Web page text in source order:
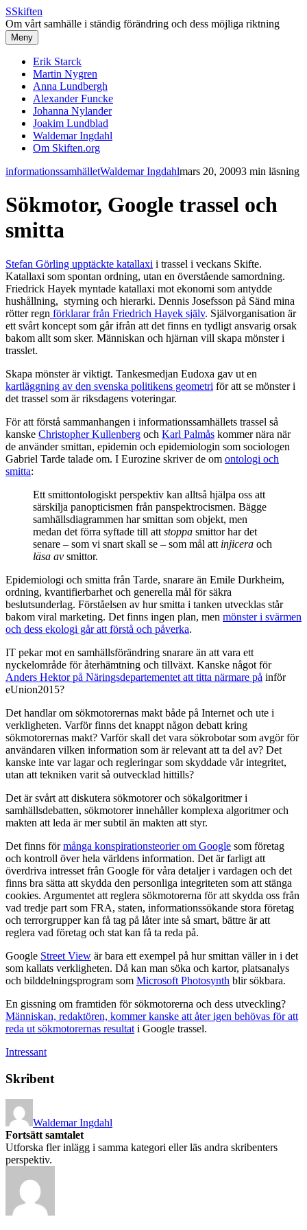
SSkiften
Om vårt samhälle i ständig förändring och dess möjliga riktning
Meny
Erik Starck
Martin Nygren
Anna Lundbergh
Alexander Funcke
Johanna Nylander
Joakim Lundblad
Waldemar Ingdahl
Om Skiften.org
informationssamhälletWaldemar Ingdahlmars 20, 20093 min läsning
Sökmotor, Google trassel och
smitta
Stefan Görling upptäckte katallaxi i trassel i veckans Skifte.
Katallaxi som spontan ordning, utan en överstående samordning.
Friedrick Hayek myntade katallaxi mot ekonomi som antydde
hushållning, styrning och hierarki. Dennis Josefsson på Sänd mina
rötter regn förklarar från Friedrich Hayek själv. Självorganisation är
ett svårt koncept som går ifrån att det finns en tydligt ansvarig orsak
bakom allt som sker. Människan och hjärnan vill skapa mönster i
trasslet.
Skapa mönster är viktigt. Tankesmedjan Eudoxa gav ut en
kartläggning av den svenska politikens geometri för att se mönster i
det trassel som är riksdagens voteringar.
För att förstå sammanhangen i informationssamhällets trassel så
kanske Christopher Kullenberg och Karl Palmås kommer nära när
de använder smittan, epidemin och epidemiologin som sociologen
Gabriel Tarde talade om. I Eurozine skriver de om ontologi och
smitta:
Ett smittontologiskt perspektiv kan alltså hjälpa oss att
särskilja panopticismen från panspektrocismen. Bägge
samhällsdiagrammen har smittan som objekt, men
medan det förra syftade till att stoppa smittor har det
senare – som vi snart skall se – som mål att injicera och
läsa av smittor.
Epidemiologi och smitta från Tarde, snarare än Emile Durkheim,
ordning, kvantifierbarhet och generella mål för säkra
beslutsunderlag. Förståelsen av hur smitta i tanken utvecklas står
bakom viral marketing. Det finns ingen plan, men mönster i svärmen
och dess ekologi går att förstå och påverka.
IT pekarmot en samhällsförändring snarare än att vara ett
nyckelområde för återhämtning och tillväxt. Kanske något för
Anders Hektor på Näringsdepartementet att titta närmare på inför
eUnion2015?
Det handlar om sökmotorernas makt både på Internet och ute i
verkligheten. Varför finns det knappt någon debatt kring
sökmotorernas makt? Varför skall det vara sökrobotar som avgör för
användaren vilken information som är relevant att ta del av? Det
kanske inte var lagar och regleringar som skyddade vår integritet,
utan att tekniken varit så outvecklad hittills?
Det är svårt att diskutera sökmotorer och sökalgoritmer i
samhällsdebatten, sökmotorer innehåller komplexa algoritmer och
makten att leda är mer subtil än makten att styr.
Det finns förmånga konspirationsteorier om Google som företag
och kontroll över hela världens information. Det är farligt att
överdriva intresset från Google för våra detaljer i vardagen och det
finns bra sätta att skydda den personliga integriteten som att stänga
cookies. Argumentet att reglera sökmotorerna för att skydda oss från
vad tredje part som FRA, staten, informationssökande stora företag
och terrorgrupper kan få tag på låter inte så smart, bättre är att
reglera vad företag och stat kan få ta reda på.
Google Street View är bara ett exempel på hur smittan väller in i det
som kallats verkligheten. Då kan man söka och kartor, platsanalys
och bilddelningsprogram som Microsoft Photosynth blir sökbara.
En gissning om framtiden för sökmotorerna och dess utveckling?
Människan, redaktören, kommer kanske att åter igen behövas för att
reda ut sökmotorernas resultat i Google trassel.
Intressant
Skribent
Waldemar Ingdahl
Fortsätt samtalet
Utforska fler inlägg i samma kategori eller läs andra skribenters
perspektiv.